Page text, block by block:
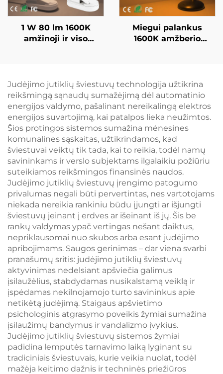
1 W 80 lm 1600K
amžinoji ir viso
dažytas kūnas, LED
knygos lempa
Miegui palankus
1600K amžberio
ryškumo nuostatos,
1800 mAh
perkraunama baterija
Judėjimo jutiklių šviestuvų technologija užtikrina
reikšmingą sąnaudų sumažėjimą dėl automatinio
energijos valdymo, pašalinant nereikalingą elektros
energijos suvartojimą, kai patalpos lieka neužimtos.
Šios protingos sistemos sumažina mėnesines
komunalines sąskaitas, užtikrindamos, kad
šviestuvai veiktų tik tada, kai to reikia, todėl namų
savininkams ir verslo subjektams ilgalaikiu požiūriu
suteikiamos reikšmingos finansinės naudos.
Judėjimo jutiklių šviestuvų įrengimo patogumo
privalumas negali būti pervertintas, nes vartotojams
niekada nereikia rankiniu būdu įjungti ar išjungti
šviestuvų įeinant į erdves ar išeinant iš jų. Šis be
rankų valdymas ypač vertingas nešant daiktus,
nepriklausomai nuo skubos arba esant judėjimo
apribojimams. Saugos gerinimas – dar viena svarbi
pranašumų sritis: judėjimo jutiklių šviestuvų
aktyvinimas nedelsiant apšviečia galimus
įsilaužėlius, stabdydamas nusikalstamą veiklą ir
įspėdamas nekilnojamojo turto savininkus apie
netikėtą judėjimą. Staigaus apšvietimo
psichologinis atgrasymo poveikis žymiai sumažina
įsilaužimų bandymus ir vandalizmo įvykius.
Judėjimo jutiklių šviestuvų sistemos žymiai
padidina lemputės tarnavimo laiką lyginant su
tradiciniais šviestuvais, kurie veikia nuolat, todėl
mažėja keitimo dažnis ir techninės priežiūros